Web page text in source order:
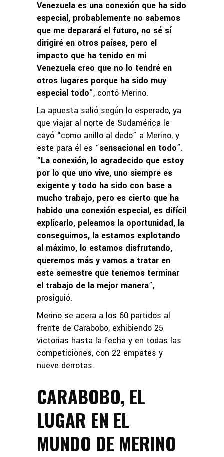
Venezuela es una conexión que ha sido
especial, probablemente no sabemos
que me deparará el futuro, no sé sí
dirigiré en otros países, pero el
impacto que ha tenido en mi
Venezuela creo que no lo tendré en
otros lugares porque ha sido muy
especial todo”, contó Merino.
La apuesta salió según lo esperado, ya
que viajar al norte de Sudamérica le
cayó “como anillo al dedo” a Merino, y
este para él es “sensacional en todo”.
“La conexión, lo agradecido que estoy
por lo que uno vive, uno siempre es
exigente y todo ha sido con base a
mucho trabajo, pero es cierto que ha
habido una conexión especial, es difícil
explicarlo, peleamos la oportunidad, la
conseguimos, la estamos explotando
al máximo, lo estamos disfrutando,
queremos más y vamos a tratar en
este semestre que tenemos terminar
el trabajo de la mejor manera”,
prosiguió.
Merino se acera a los 60 partidos al
frente de Carabobo, exhibiendo 25
victorias hasta la fecha y en todas las
competiciones, con 22 empates y
nueve derrotas.
CARABOBO, EL
LUGAR EN EL
MUNDO DE MERINO